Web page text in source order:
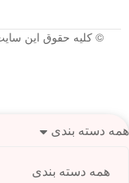
© کلیه حقوق این
همه دسته بندی